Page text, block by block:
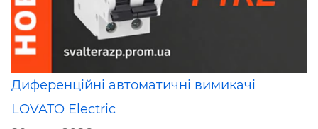
Диференційні автоматичні вимикачі
LOVATO Electric